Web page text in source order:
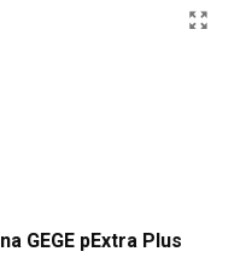
GEGE pExtra Plus